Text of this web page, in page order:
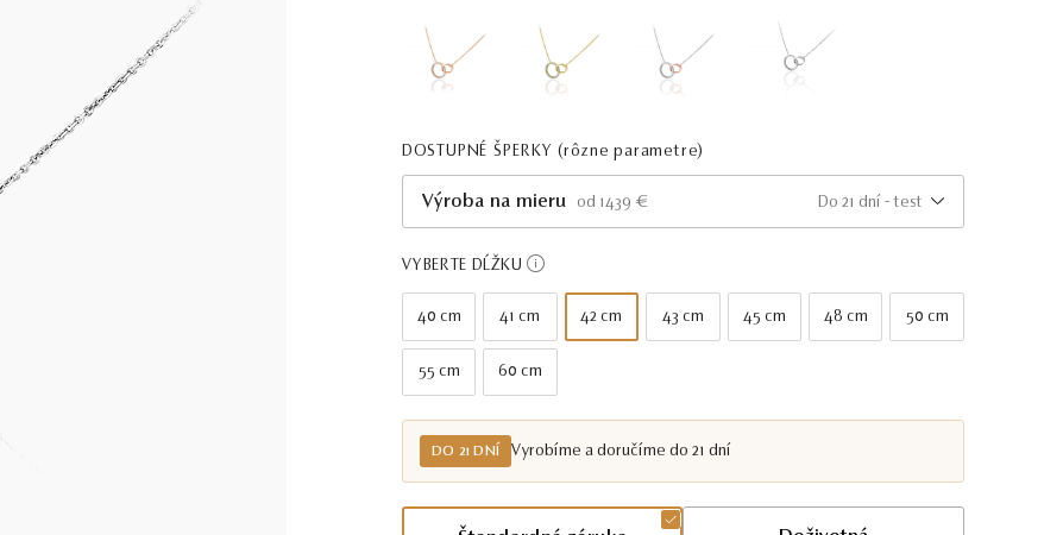
DOSTUPNÉ ŠPERKY (rôzne parametre)
Výroba na mieru od 1439 € Do 21 dní - test
VYBERTE DĹŽKU
40 cm 41 cm 42 cm 43 cm 45 cm 48 cm 50 cm
55 cm 60 cm
DO 21 DNÍ Vyrobíme a doručíme do 21 dní